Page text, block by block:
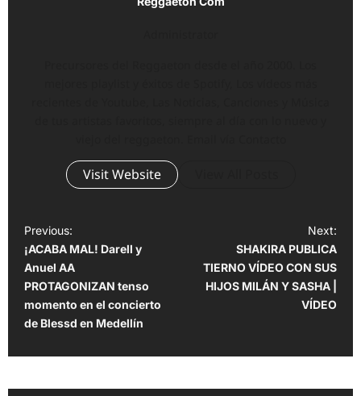
Visit Website
P
o
s
t
n
a
Previous:
¡ACABA MAL! Darell y
Anuel AA
PROTAGONIZAN tenso
momento en el concierto
de Blessd en Medellín
Next:
SHAKIRA PUBLICA
TIERNO VÍDEO CON SUS
HIJOS MILÁN Y SASHA |
VÍDEO